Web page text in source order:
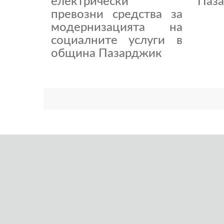
превозни средства за
модернизацията на
социалните услуги в
община Пазарджик